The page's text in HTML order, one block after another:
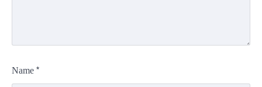
Name *